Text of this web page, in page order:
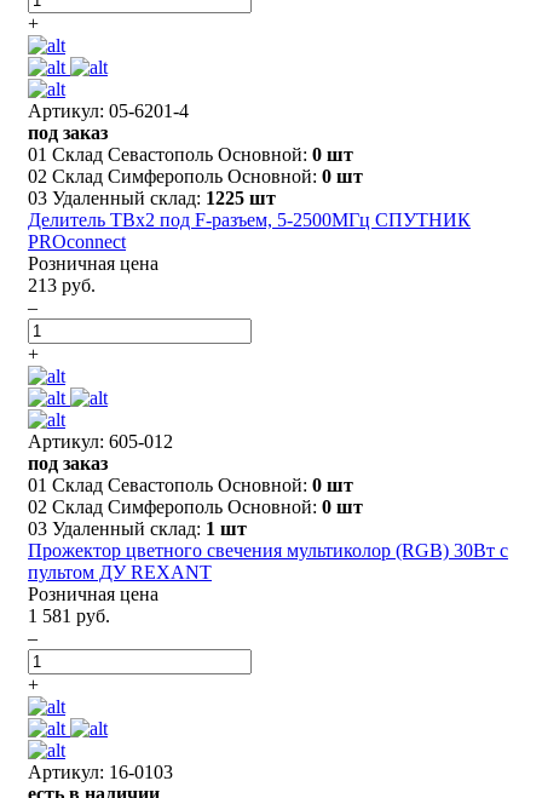
+
Артикул: 05-6201-4
под заказ
01 Склад Севастополь Основной: 0 шт
02 Склад Симферополь Основной: 0 шт
03 Удаленный склад: 1225 шт
Делитель ТВх2 под F-разъем, 5-2500МГц СПУТНИК
PROconnect
Розничная цена
213 руб.
–
+
Артикул: 605-012
под заказ
01 Склад Севастополь Основной: 0 шт
02 Склад Симферополь Основной: 0 шт
03 Удаленный склад: 1 шт
Прожектор цветного свечения мультиколор (RGB) 30Вт с
пультом ДУ REXANT
Розничная цена
1 581 руб.
–
+
Артикул: 16-0103
есть в наличии